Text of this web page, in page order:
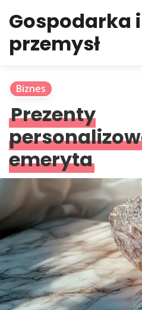
Gospodarka i
przemysł
Biznes
Prezenty
emeryta